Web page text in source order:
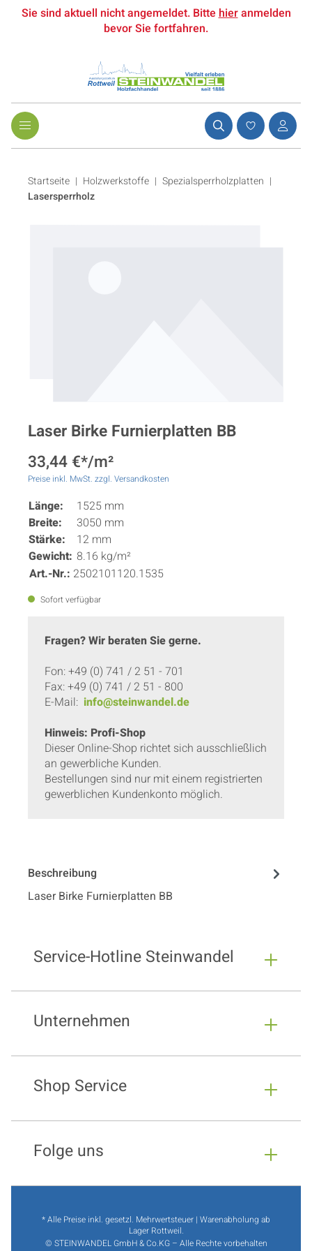
Sie sind aktuell nicht angemeldet. Bittehieranmelden
bevor Sie fortfahren.
Startseite Holzwerkstoffe | Spezialsperrholzplatten |
Lasersperrholz
Laser Birke Furnierplatten BB
33,44 €*/m²
Preise inkl. MwSt. zzgl. Versandkosten
Länge:
1525 mm
Breite:
3050 mm
Stärke:
12 mm
Gewicht: 8.16 kg/m²
Art.-Nr.: 2502101120.1535
Sofort verfügbar
Fragen? Wir beraten Sie gerne.
Fon: +49 (0) 741 / 2 51 - 701
Fax: +49 (0) 741 / 2 51 - 800
E-Mail: info@steinwandel.de
Hinweis: Profi-Shop
Dieser Online-Shop richtet sich ausschließlich
an gewerbliche Kunden.
Bestellungen sind nur mit einem registrierten
gewerblichen Kundenkonto möglich.
Beschreibung
Laser Birke Furnierplatten BB
Service-Hotline Steinwandel
Unternehmen
Shop Service
Folge uns
* Alle Preise inkl. gesetzl. Mehrwertsteuer | Warenabholung ab
Lager Rottweil.
© STEINWANDEL GmbH & Co.KG – Alle Rechte vorbehalten